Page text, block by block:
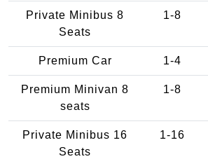
Private Minibus 8
Seats
1-8
Premium Car 1-4
Premium Minivan 8
seats
1-8
Private Minibus 16
Seats
1-16